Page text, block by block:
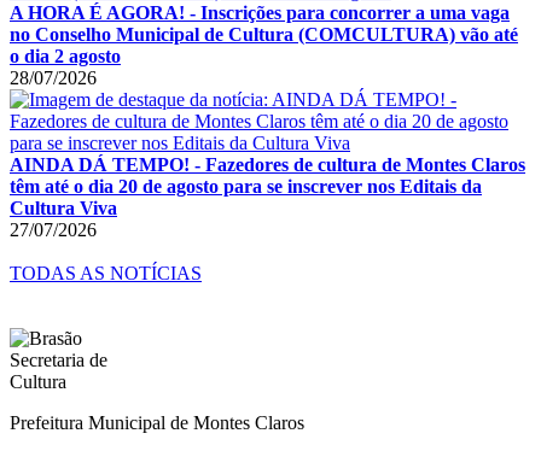
A HORA É AGORA! - Inscrições para concorrer a uma vaga
no Conselho Municipal de Cultura (COMCULTURA) vão até
o dia 2 agosto
28/07/2026
AINDA DÁ TEMPO! - Fazedores de cultura de Montes Claros
têm até o dia 20 de agosto para se inscrever nos Editais da
Cultura Viva
27/07/2026
TODAS AS NOTÍCIAS
Prefeitura Municipal de Montes Claros